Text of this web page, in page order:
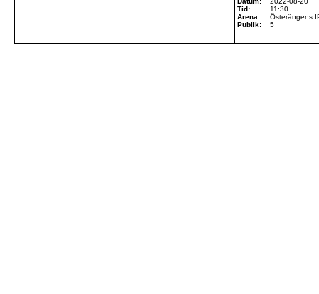
Tid:
11:30
Arena:
Österängens
Publik:
5